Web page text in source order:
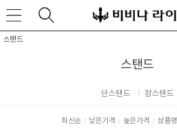
스탠드
스탠드
단스탠드 장스탠드
최신순 낮은가격 높은가격 상품명